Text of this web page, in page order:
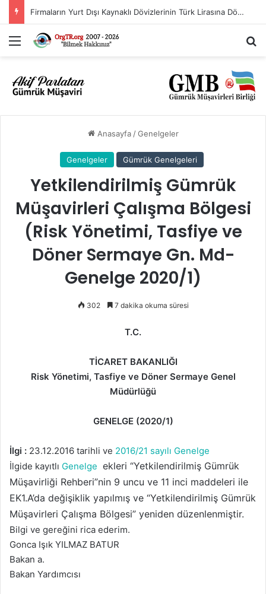
Firmaların Yurt Dışı Kaynaklı Dövizlerinin Türk Lirasına Dönüşümünün Desteklenmesi Hakkında Tebliğ (Sayı: 2023/5)’de Değişiklik Yapılmasına Dair Tebliğ (Sayı: 2026/11)
Menü
Anasayfa / Genelgeler
Genelgeler Gümrük Genelgeleri
Yetkilendirilmiş Gümrük
Müşavirleri Çalışma Bölgesi
(Risk Yönetimi, Tasfiye ve
Döner Sermaye Gn. Md-
Genelge 2020/1)
302 7 dakika okuma süresi
T.C.
TİCARET BAKANLIĞI
Risk Yönetimi, Tasfiye ve Döner Sermaye Genel
Müdürlüğü
GENELGE (2020/1)
İlgi : 23.12.2016 tarihli ve 2016/21 sayılı Genelge
İlgide kayıtlı Genelge ekleri “Yetkilendirilmiş Gümrük
Müşavirliği Rehberi”nin 9 uncu ve 11 inci maddeleri ile
EK1.A’da değişiklik yapılmış ve “Yetkilendirilmiş Gümrük
Müşavirleri Çalışma Bölgesi” yeniden düzenlenmiştir.
Bilgi ve gereğini rica ederim.
Gonca Işık YILMAZ BATUR
Bakan a.
Bakan Yardımcısı